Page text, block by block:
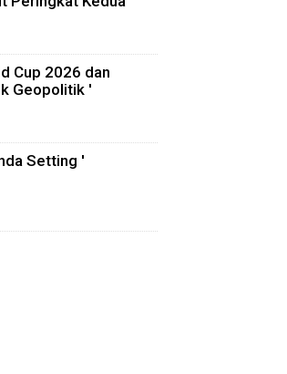
Cup 2026 dan
Geopolitik '
Setting '